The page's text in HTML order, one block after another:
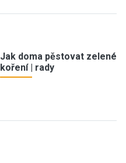
Jak doma pěstovat zelené
koření | rady